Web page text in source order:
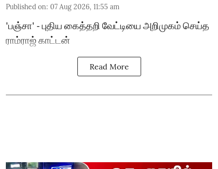
Published on: 07 Aug 2026, 11:55 am
'பஞ்சா' - புதிய கைத்தறி வேட்டியை அறிமுகம் செய்த
ராம்ராஜ் காட்டன்
Read More